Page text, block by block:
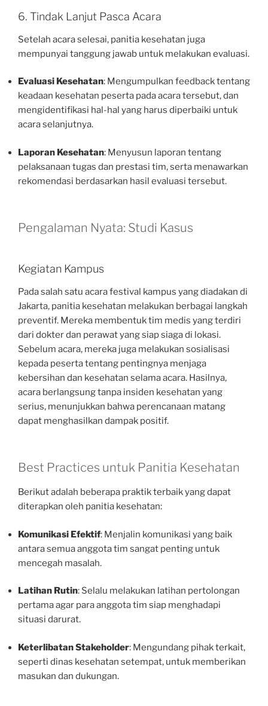
6. Tindak Lanjut Pasca Acara
Setelah acara selesai, panitia kesehatan juga
mempunyai tanggung jawab untuk melakukan evaluasi.
Evaluasi Kesehatan: Mengumpulkan feedback tentang
keadaan kesehatan peserta pada acara tersebut, dan
mengidentifikasi hal-hal yang harus diperbaiki untuk
acara selanjutnya.
Laporan Kesehatan: Menyusun laporan tentang
pelaksanaan tugas dan prestasi tim, serta menawarkan
rekomendasi berdasarkan hasil evaluasi tersebut.
Pengalaman Nyata: Studi Kasus
Kegiatan Kampus
Pada salah satu acara festival kampus yang diadakan di
Jakarta, panitia kesehatan melakukan berbagai langkah
preventif. Mereka membentuk tim medis yang terdiri
dari dokter dan perawat yang siap siaga di lokasi.
Sebelum acara, mereka juga melakukan sosialisasi
kepada peserta tentang pentingnya menjaga
kebersihan dan kesehatan selama acara. Hasilnya,
acara berlangsung tanpa insiden kesehatan yang
serius, menunjukkan bahwa perencanaan matang
dapat menghasilkan dampak positif.
Best Practices untuk Panitia Kesehatan
Berikut adalah beberapa praktik terbaik yang dapat
diterapkan oleh panitia kesehatan:
Komunikasi Efektif: Menjalin komunikasi yang baik
antara semua anggota tim sangat penting untuk
mencegah masalah.
Latihan Rutin: Selalu melakukan latihan pertolongan
pertama agar para anggota tim siap menghadapi
situasi darurat.
Keterlibatan Stakeholder: Mengundang pihak terkait,
seperti dinas kesehatan setempat, untuk memberikan
masukan dan dukungan.